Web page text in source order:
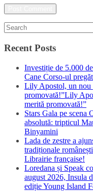
Recent Posts
Investiție de 5.000
Cane Corso-ul
Lily Apostol, un nou
promovată!”Lily
merită promovată!”
Stars Gala pe scena
absolută: tripticul
Binyamini
Lada de zestre a
tradiționale
Librairie française!
Loredana și Speak
august 2026, Insula
ediție Young Island